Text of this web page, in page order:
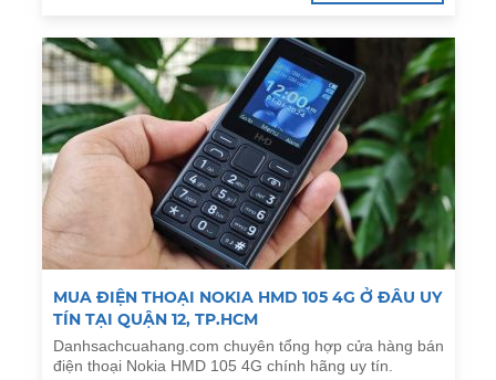
MUA ĐIỆN THOẠI NOKIA HMD 105 4G Ở ĐÂU UY
TÍN TẠI QUẬN 12, TP.HCM
Danhsachcuahang.com chuyên tổng hợp cửa hàng bán
điện thoại Nokia HMD 105 4G chính hãng uy tín.